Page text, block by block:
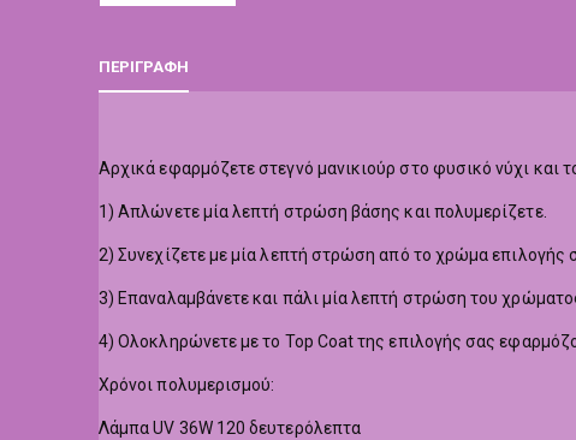
ΠΕΡΙΓΡΑΦΉ
Αρχικά εφαρμόζετε στεγνό μανικιούρ στο φυσικό νύχι και
1) Απλώνετε μία λεπτή στρώση βάσης και πολυμερίζετε.
2) Συνεχίζετε με μία λεπτή στρώση από το χρώμα επιλογής
3) Επαναλαμβάνετε και πάλι μία λεπτή στρώση του
4) Ολοκληρώνετε με το Top Coat της επιλογής σας
Χρόνοι πολυμερισμού:
Λάμπα UV 36W 120 δευτερόλεπτα